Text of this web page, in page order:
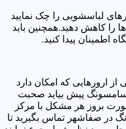
لباسشویی را چک نمایید
را کاهش دهید.همچنین باید
اطمینان پیدا کنید.
از ارورهایی که امکان دارد
پیش بیاید صحبت
بروز هر مشکل با مرکز
در صفاشهر تماس بگیرید تا